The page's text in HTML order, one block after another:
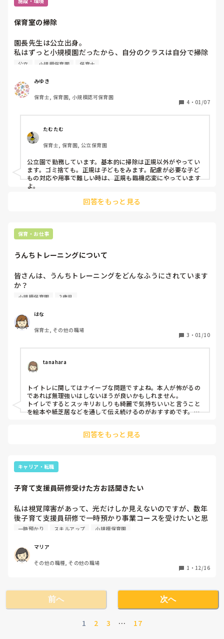
保育室の掃除
園長先生は公立出身。
私はずっと小規模園だったから、自分のクラスは自分で掃除
するが当たり前だった。
公立保育園は、自分が手が空いていても掃除はフリーがやる
のが当たり前なんですか？
公立 小規模保育園 保育士
みゆき
保育士, 保育園, 小規模認可保育園
4 ・ 01/07
たむたむ
保育士, 保育園, 公立保育園
公立園で勤務しています。基本的に掃除は正規以外がやってい
ます。ゴミ捨ても。正規は子どもをみます。配慮が必要な子ど
もの対応や用事で難しい時は、正規も臨機応変にやっています
よ。
回答をもっと見る
保育・お仕事
うんちトレーニングについて
皆さんは、うんちトレーニングをどんなふうにされています
か？
0歳〜2歳までの乳児保育園に勤めています。
ざ紙オムツにかえて、オムツの中でしています。
小規模保育園 2歳児
はな
保育士, その他の職場
3 ・ 01/10
tanahara
トイトレに関してはナイーブな問題ですよね。本人が怖がるの
であれば無理強いはしないほうが良いかもしれません。
トイレでするとスッキリおしりも綺麗で気持ちいいと言うこと
を絵本や紙芝居などを通して伝え続けるのがおすすめです。
回答をもっと見る
キャリア・転職
子育て支援員研修受けた方お話聞きたい
私は視覚障害があって、光だけしか見えないのですが、数年
後子育て支援員研修で一時預かり事業コースを受けたいと思
っていますが、取られた方いますか？
一時預かり スキルアップ 小規模保育園
マリア
その他の職種, その他の職場
1 ・ 12/16
前へ
1 2 3 … 17
次へ